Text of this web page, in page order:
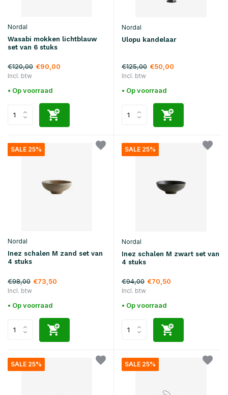
Nordal
Wasabi mokken lichtblauw
set van 6 stuks
€120,00 €90,00
Incl. btw
• Op voorraad
Nordal
Ulopu kandelaar
€125,00 €50,00
Incl. btw
• Op voorraad
SALE 25%
Nordal
Inez schalen M zand set van
4 stuks
€98,00 €73,50
Incl. btw
• Op voorraad
SALE 25%
Nordal
Inez schalen M zwart set van
4 stuks
€94,00 €70,50
Incl. btw
• Op voorraad
SALE 25% SALE 25%